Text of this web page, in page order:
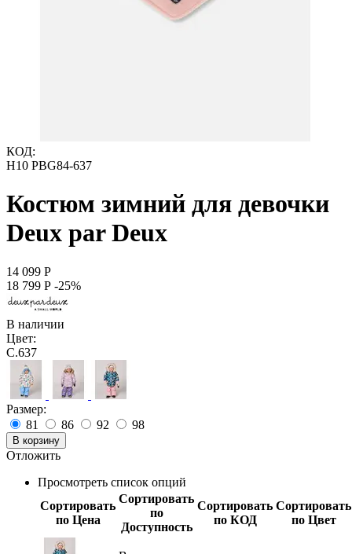
КОД:
H10 PBG84-637
Костюм зимний для девочки
Deux par Deux
14 099 Р
18 799 Р -25%
В наличии
Цвет:
C.637
Размер:
81
86 92 98
В корзину
Отложить
Просмотреть список опций
Сортировать
по Цена
Сортировать
по
Доступность
Сортировать
по КОД
Сортировать
по Цвет